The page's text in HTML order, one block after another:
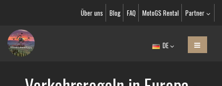
Über uns Blog FAQ MotoGS Rental Partner
DE